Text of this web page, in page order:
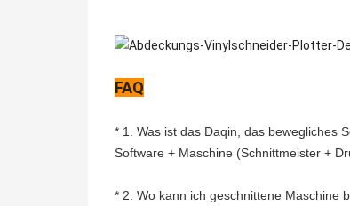
FAQ
* 1. Was ist das Daqin, das bewegliches
Software + Maschine (Schnittmeister +
* 2. Wo kann ich geschnittene Maschine